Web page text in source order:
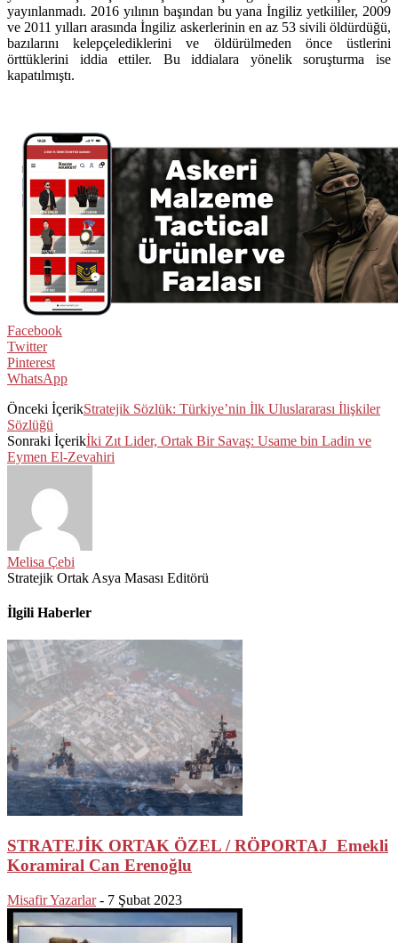
yayınlanmadı. 2016 yılının başından bu yana İngiliz yetkililer, 2009
ve 2011 yılları arasında İngiliz askerlerinin en az 53 sivili öldürdüğü,
bazılarını kelepçelediklerini ve öldürülmeden önce üstlerini
örttüklerini iddia ettiler. Bu iddialara yönelik soruşturma ise
kapatılmıştı.
Facebook
Twitter
Pinterest
WhatsApp
Önceki İçerikStratejik Sözlük: Türkiye’nin İlk Uluslararası İlişkiler
Sözlüğü
Sonraki İçerikİki Zıt Lider, Ortak Bir Savaş: Usame bin Ladin ve
Eymen El-Zevahiri
Melisa Çebi
Stratejik Ortak Asya Masası Editörü
İlgili Haberler
STRATEJİK ORTAK ÖZEL / RÖPORTAJ Emekli
Koramiral Can Erenoğlu
Misafir Yazarlar - 7 Şubat 2023